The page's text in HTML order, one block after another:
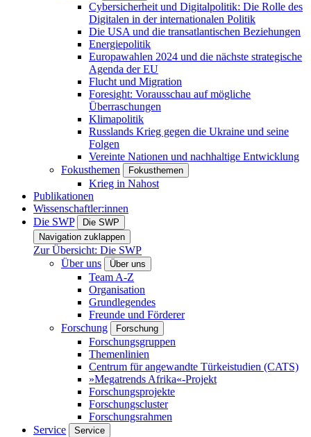
Cybersicherheit und Digitalpolitik: Die Rolle des
Digitalen in der internationalen Politik
Die USA und die transatlantischen Beziehungen
Energiepolitik
Europawahlen 2024 und die nächste strategische
Agenda der EU
Flucht und Migration
Foresight: Vorausschau auf mögliche
Überraschungen
Klimapolitik
Russlands Krieg gegen die Ukraine und seine
Folgen
Vereinte Nationen und nachhaltige Entwicklung
Fokusthemen
Fokusthemen
Krieg in Nahost
Publikationen
Wissenschaftler:innen
Die SWP
Die SWP
Navigation zuklappen
Zur Übersicht: Die SWP
Über uns
Über uns
Team A-Z
Organisation
Grundlegendes
Freunde und Förderer
Forschung
Forschung
Forschungsgruppen
Themenlinien
Centrum für angewandte Türkeistudien (CATS)
»Megatrends Afrika«-Projekt
Forschungsprojekte
Forschungscluster
Forschungsrahmen
Service
Service